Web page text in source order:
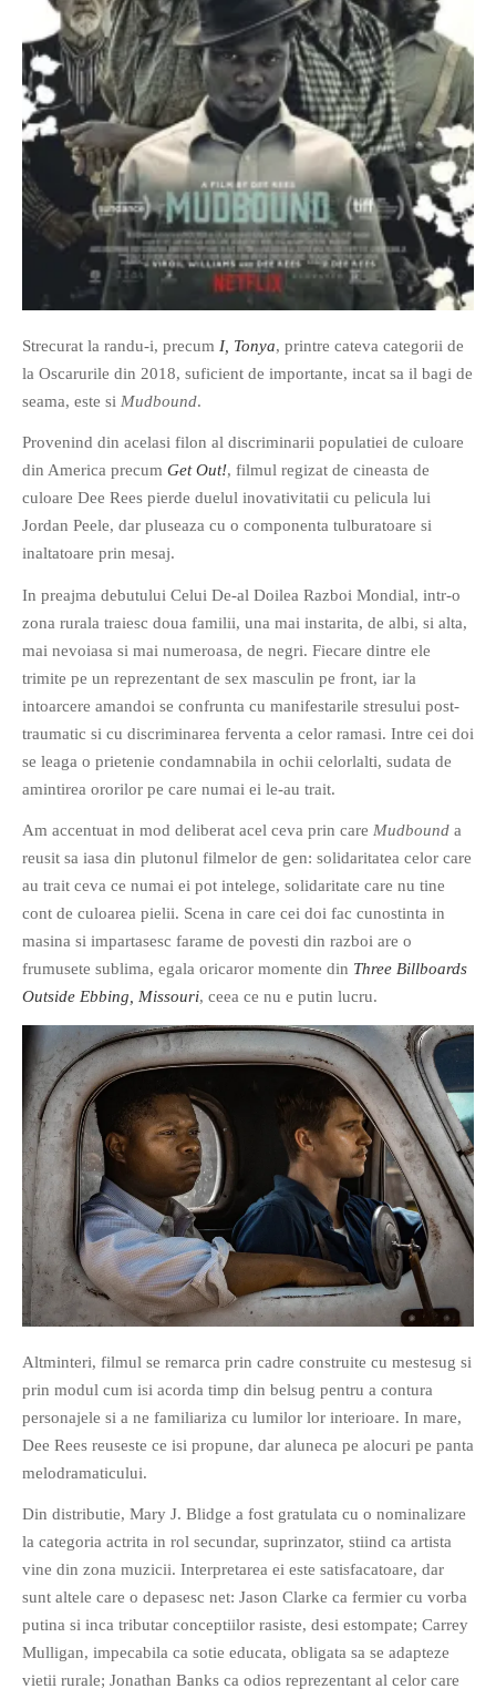
If you like movies, words and
mind games, then this is the
challenge of creating your
own acrostics and describing
famous movies by using the
very letters of their titles!
RASFOIESTE
PAGINI
Ce fac?
Clasicul „Despre mine…”
Contact
Descarca povestirea Floare
Albastra!
Download 101 Movie
Acrostics!
PRIETENI APROPIATI
Victor Sosea – Designer
PRIETENI DIN AFARA BRESLEI
GloryBox.ro
Vreau-schimbare.ro
PRIETENI DIN BREASLA
Filme-Carti.ro
Strecurat la randu-i, precum I, Tonya, printre cateva categorii de
la Oscarurile din 2018, suficient de importante, incat sa il bagi de
seama, este si Mudbound.
Provenind din acelasi filon al discriminarii populatiei de culoare
din America precum Get Out!, filmul regizat de cineasta de
culoare Dee Rees pierde duelul inovativitatii cu pelicula lui
Jordan Peele, dar pluseaza cu o componenta tulburatoare si
inaltatoare prin mesaj.
In preajma debutului Celui De-al Doilea Razboi Mondial, intr-o
zona rurala traiesc doua familii, una mai instarita, de albi, si alta,
mai nevoiasa si mai numeroasa, de negri. Fiecare dintre ele
trimite pe un reprezentant de sex masculin pe front, iar la
intoarcere amandoi se confrunta cu manifestarile stresului post-
traumatic si cu discriminarea ferventa a celor ramasi. Intre cei doi
se leaga o prietenie condamnabila in ochii celorlalti, sudata de
amintirea ororilor pe care numai ei le-au trait.
Am accentuat in mod deliberat acel ceva prin care Mudbound a
reusit sa iasa din plutonul filmelor de gen: solidaritatea celor care
au trait ceva ce numai ei pot intelege, solidaritate care nu tine
cont de culoarea pielii. Scena in care cei doi fac cunostinta in
masina si impartasesc farame de povesti din razboi are o
frumusete sublima, egala oricaror momente din Three Billboards
Outside Ebbing, Missouri, ceea ce nu e putin lucru.
Altminteri, filmul se remarca prin cadre construite cu mestesug si
prin modul cum isi acorda timp din belsug pentru a contura
personajele si a ne familiariza cu lumilor lor interioare. In mare,
Dee Rees reuseste ce isi propune, dar aluneca pe alocuri pe panta
melodramaticului.
Din distributie, Mary J. Blidge a fost gratulata cu o nominalizare
la categoria actrita in rol secundar, suprinzator, stiind ca artista
vine din zona muzicii. Interpretarea ei este satisfacatoare, dar
sunt altele care o depasesc net: Jason Clarke ca fermier cu vorba
putina si inca tributar conceptiilor rasiste, desi estompate; Carrey
Mulligan, impecabila ca sotie educata, obligata sa se adapteze
vietii rurale; Jonathan Banks ca odios reprezentant al celor care